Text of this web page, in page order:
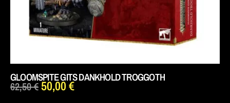
GLOOMSPITE GITS DANKHOLD TROGGOTH
62,50€50,00€